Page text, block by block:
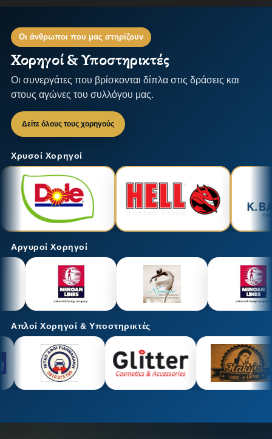
Οι άνθρωποι που μας στηρίζουν
Χορηγοί & Υποστηρικτές
Οι συνεργάτες που βρίσκονται δίπλα στις δράσεις και
στους αγώνες του συλλόγου μας.
Δείτε όλους τους χορηγούς
Χρυσοί Χορηγοί
Αργυροί Χορηγοί
Απλοί Χορηγοί & Υποστηρικτές